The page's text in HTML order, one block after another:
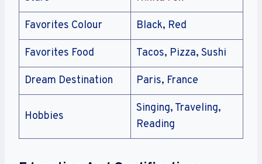
Storia E Evoluzione Dell’Ente
Regolatore: Da AAMS Ad ADM
La storia della regolamentazione del gioco
d’azzardo in Italia affonda le radici nel lontano
1927, quando venne istituita l’Amministrazione
Autonoma dei Monopoli di Stato (AAMS).
Originariamente, questa istituzione aveva il
compito di gestire i monopoli statali, tra cui
Favorites Colour Black, Red
Favorites Food Tacos, Pizza, Sushi
Dream Destination Paris, France
Hobbies
Singing, Traveling,
Reading